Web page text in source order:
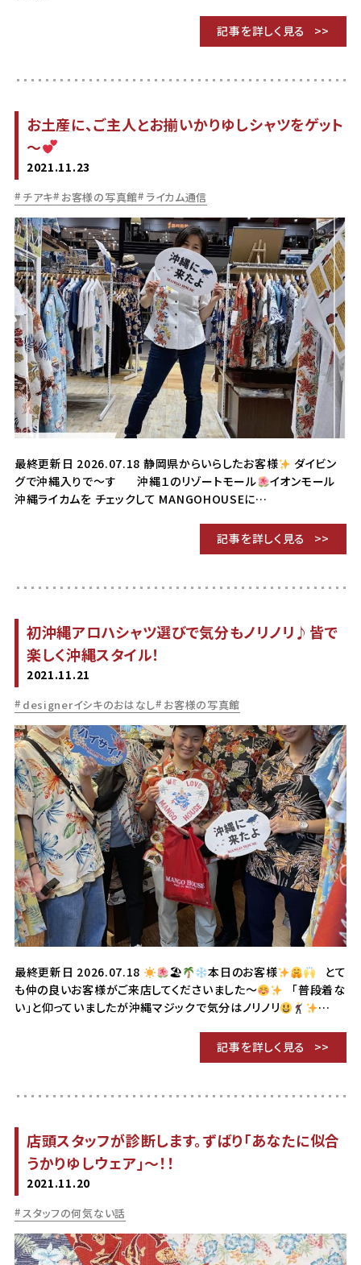
記事を詳しく見る
お土産に、ご主人とお揃いかりゆしシャツをゲット
～
2021.11.23
チアキ お客様の写真館 ライカム通信
最終更新日 2026.07.18 静岡県からいらしたお客様
ダイビン
グで沖縄入りで～す 沖縄１のリゾートモール
イオンモール
沖縄ライカムを チェックして MANGOHOUSEに…
記事を詳しく見る
初沖縄アロハシャツ選びで気分もノリノリ♪皆で
楽しく沖縄スタイル！
2021.11.21
designerイシキのおはなし お客様の写真館
最終更新日 2026.07.18 🏖 本日のお客様
とて
も仲の良いお客様がご来店してくださいました〜
「普段着な
い」と仰っていましたが沖縄マジックで気分はノリノリ
…
記事を詳しく見る
店頭スタッフが診断します。ずばり「あなたに似合
うかりゆしウェア」～！！
2021.11.20
スタッフの何気ない話